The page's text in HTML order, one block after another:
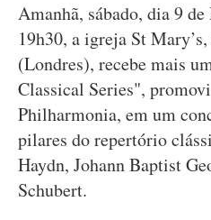
Amanhã, sábado, dia 9
19h30, a igreja St
(Londres), recebe mais
Classical Series",
Philharmonia, em um
pilares do repertório
Haydn, Johann Baptist
Schubert.